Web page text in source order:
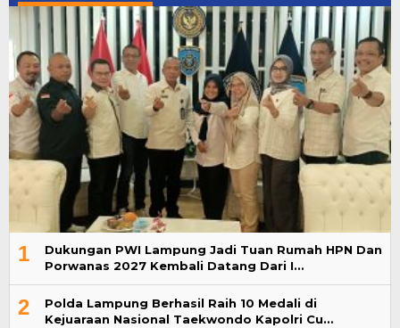
1
Dukungan PWI Lampung Jadi Tuan Rumah HPN Dan
Porwanas 2027 Kembali Datang Dari I…
2
Polda Lampung Berhasil Raih 10 Medali di
Kejuaraan Nasional Taekwondo Kapolri Cu…